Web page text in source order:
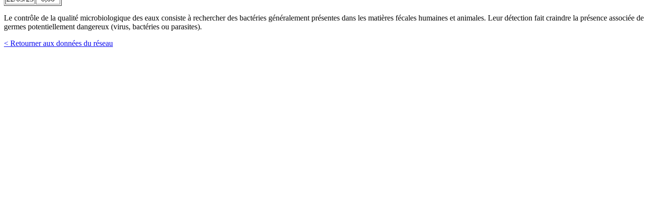
Le contrôle de la qualité microbiologique des eaux consiste à rechercher des bactéries généralement présentes dans les matières fécales humaines et animales. Leur détection fait craindre la présence associée de
germes potentiellement dangereux (virus, bactéries ou parasites).
< Retourner aux données du réseau